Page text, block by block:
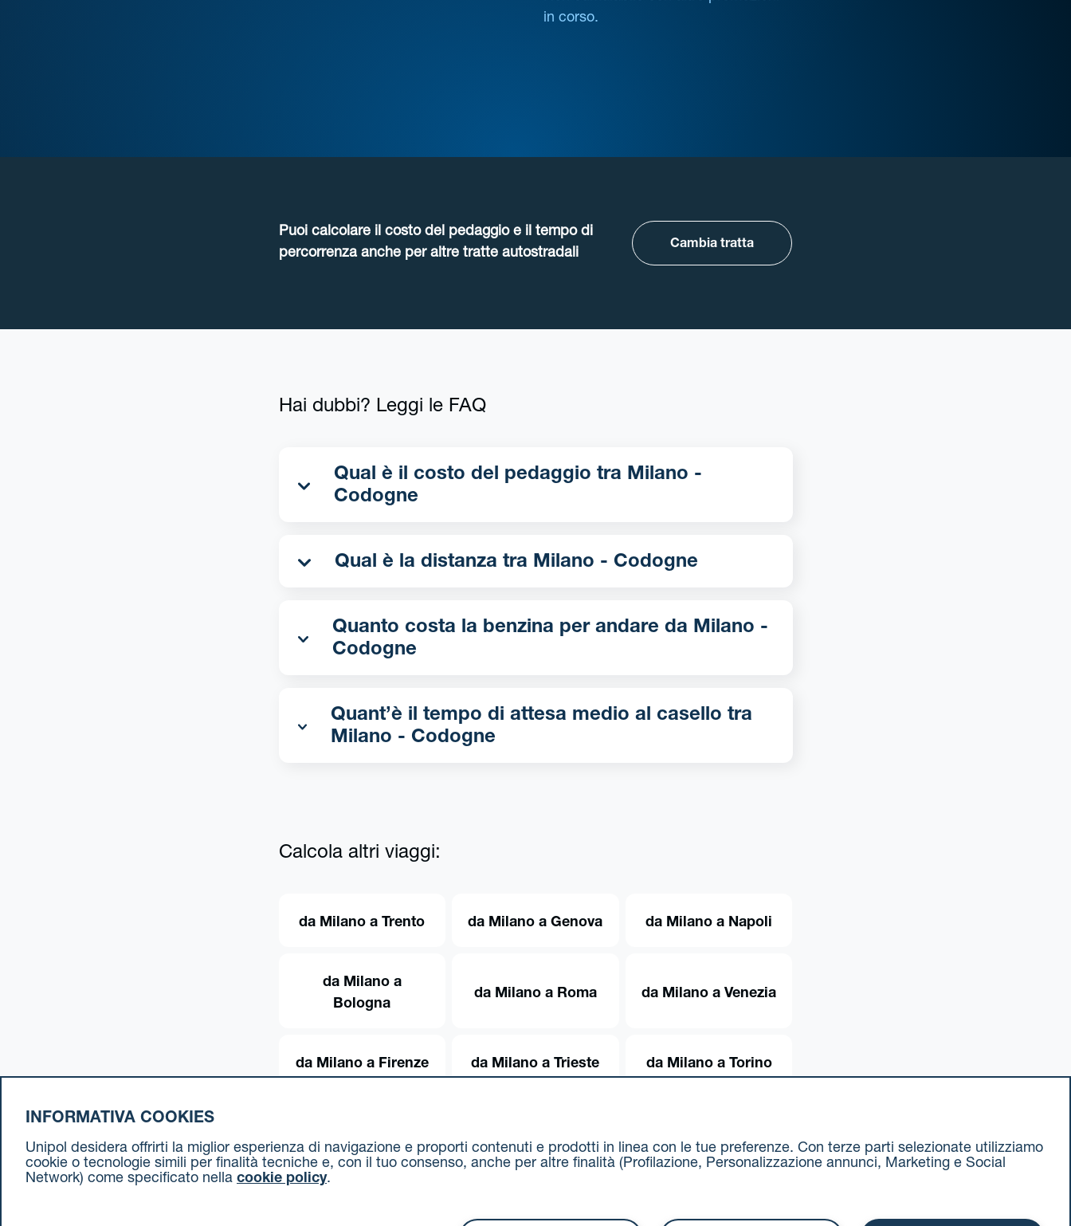
in corso.
Puoi calcolare il costo del pedaggio e il tempo di
percorrenza anche per altre tratte autostradali
Cambia tratta
Hai dubbi? Leggi le FAQ
Qual è il costo del pedaggio tra Milano -
Codogne
Qual è la distanza tra Milano - Codogne
Quanto costa la benzina per andare da Milano -
Codogne
Quant’è il tempo di attesa medio al casello tra
Milano - Codogne
Calcola altri viaggi:
da Milano a Trento da Milano a Genova da Milano a Napoli
da Milano a
Bologna
da Milano a Roma da Milano a Venezia
da Milano a Firenze da Milano a Trieste da Milano a Torino
INFORMATIVA COOKIES
Unipol desidera offrirti la miglior esperienza di navigazione e proporti contenuti e prodotti in linea con le tue preferenze. Con terze parti selezionate utilizziamo
cookie o tecnologie simili per finalità tecniche e, con il tuo consenso, anche per altre finalità (Profilazione, Personalizzazione annunci, Marketing e Social
Network) come specificato nella cookie policy.